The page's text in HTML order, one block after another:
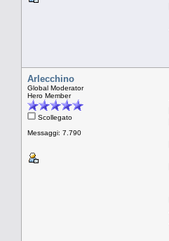
Arlecchino
Global Moderator
Hero Member
Scollegato
Messaggi: 7.790